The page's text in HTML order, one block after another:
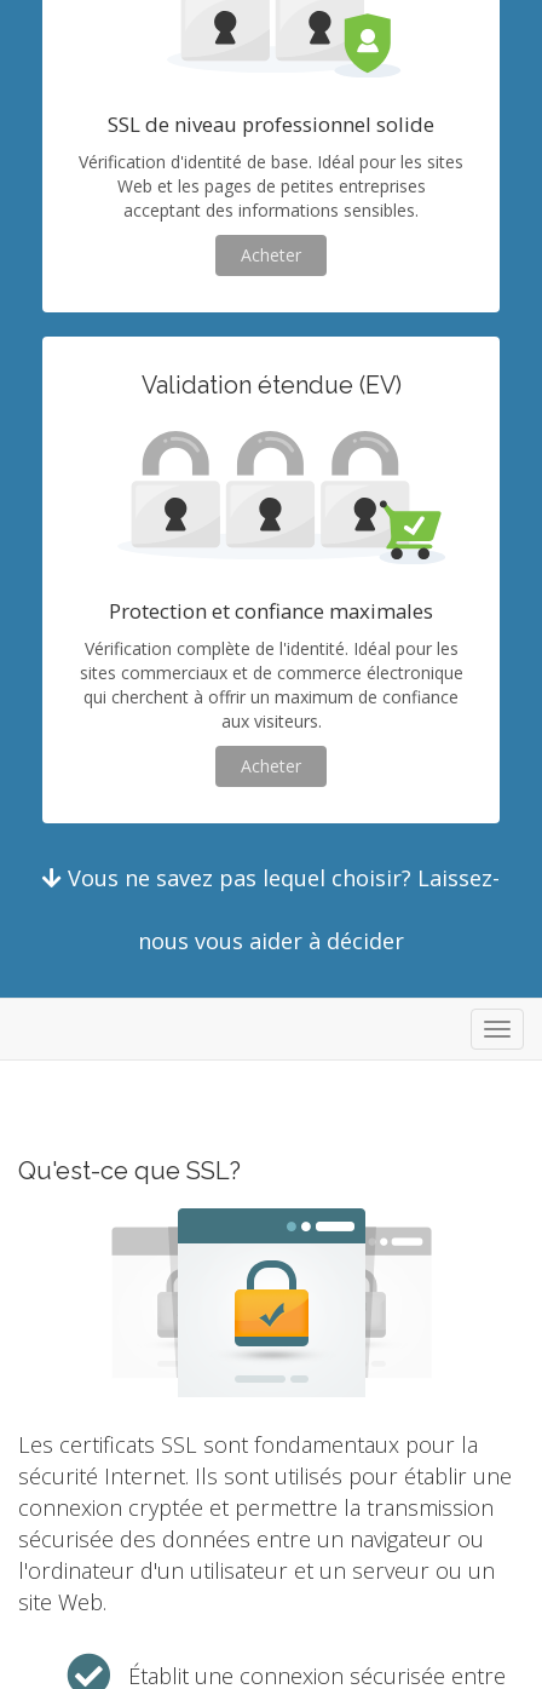
SSL de niveau professionnel solide
Vérification d'identité de base. Idéal pour les sites
Web et les pages de petites entreprises
acceptant des informations sensibles.
Acheter
Validation étendue (EV)
Protection et confiance maximales
Vérification complète de l'identité. Idéal pour les
sites commerciaux et de commerce électronique
qui cherchent à offrir un maximum de confiance
aux visiteurs.
Acheter
Vous ne savez pas lequel choisir? Laissez-
nous vous aider à décider
la
Qu'est-ce que SSL?
Les certificats SSL sont fondamentaux pour la
sécurité Internet. Ils sont utilisés pour établir une
connexion cryptée et permettre la transmission
sécurisée des données entre un navigateur ou
l'ordinateur d'un utilisateur et un serveur ou un
site Web.
Établit une connexion sécurisée entre